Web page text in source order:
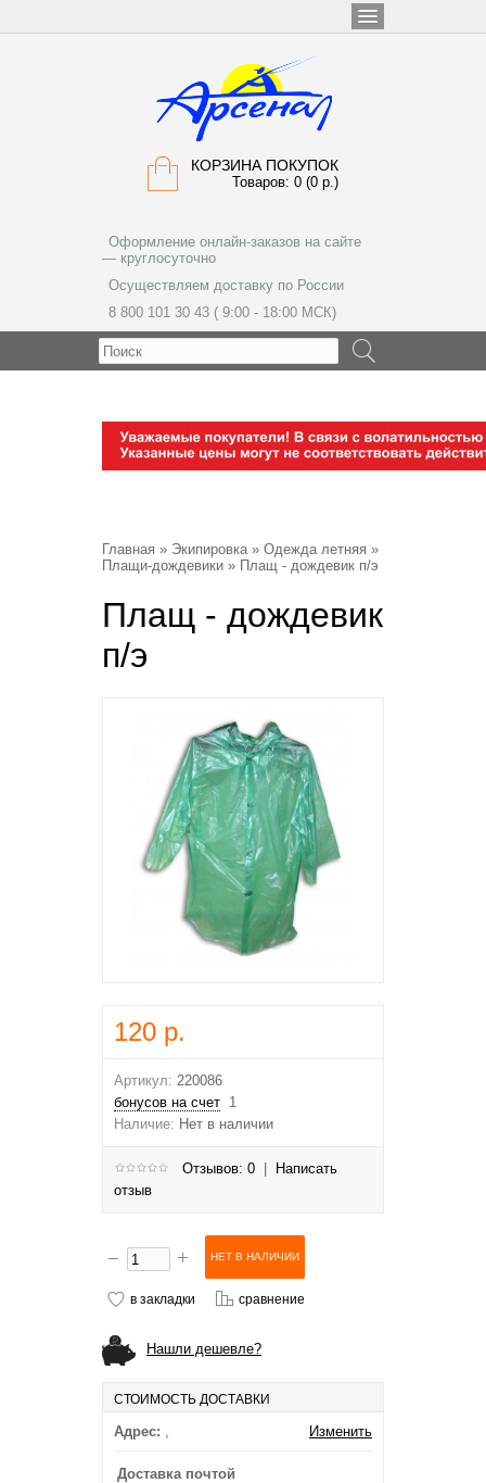
КОРЗИНА ПОКУПОК
Товаров: 0 (0 р.)
Оформление онлайн-заказов на сайте
— круглосуточно
Осуществляем доставку по России
8 800 101 30 43 ( 9:00 - 18:00 МСК)
Главная » Экипировка» Одежда летняя »
Плащи-дождевики » Плащ - дождевик п/э
Плащ - дождевик
п/э
120 р.
Артикул: 220086
бонусов на счет 1
Наличие: Нет в наличии
Отзывов: 0
Написать
отзыв
в закладки сравнение
Нашли дешевле?
СТОИМОСТЬ ДОСТАВКИ
Адрес: , Изменить
Доставка почтой